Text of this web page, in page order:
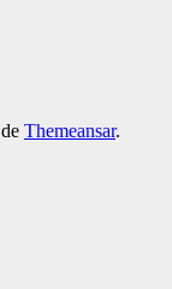
de Themeansar.